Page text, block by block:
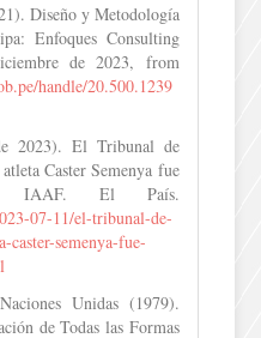
Diseño y Metodología
Enfoques Consulting
de 2023, from
handle/20.500.1239
2023). El Tribunal de
Caster Semenya fue
IAAF. El País.
07-11/el-tribunal-de-
caster-semenya-fue-
Unidas (1979).
de Todas las Formas